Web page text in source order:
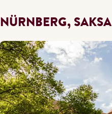
NÜRNBERG, SAKSA